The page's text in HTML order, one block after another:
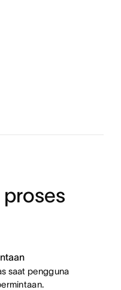
saat pengguna